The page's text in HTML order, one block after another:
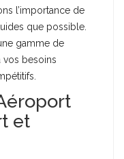
l’importance de
que possible.
gamme de
besoins
et